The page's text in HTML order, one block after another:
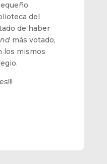
del
de haber
más votado,
los mismos